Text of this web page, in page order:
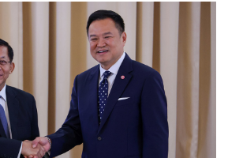
THE AUTHOR
STANDARD TEAM
องบรรณาธิการ THE STANDARD